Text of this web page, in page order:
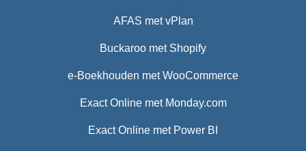
AFAS met vPlan
Buckaroo met Shopify
e-Boekhouden met WooCommerce
Exact Online met Monday.com
Exact Online met Power BI